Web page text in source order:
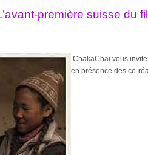
première suisse du
ChakaChai vous
en présence des co-